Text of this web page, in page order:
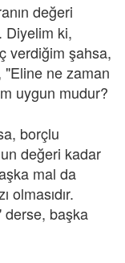
değeri
Diyelim ki,
verdiğim şahsa,
ne zaman
uygun mudur?
borçlu
değeri kadar
mal da
olmasıdır.
derse, başka